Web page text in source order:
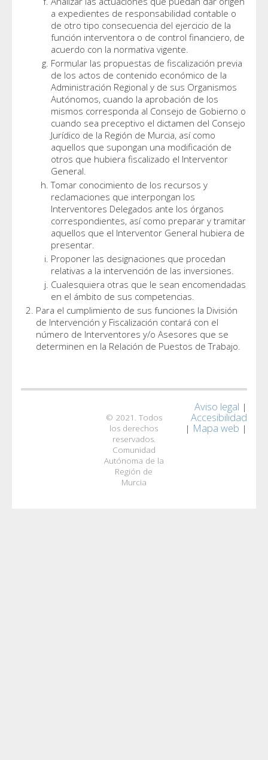
a expedientes de responsabilidad contable o
de otro tipo consecuencia del ejercicio de la
función interventora o de control financiero, de
acuerdo con la normativa vigente.
Formular las propuestas de fiscalización previa
de los actos de contenido económico de la
Administración Regional y de sus Organismos
Autónomos, cuando la aprobación de los
mismos corresponda al Consejo de Gobierno o
cuando sea preceptivo el dictamen del Consejo
Jurídico de la Región de Murcia, así como
aquellos que supongan una modificación de
otros que hubiera fiscalizado el Interventor
General.
Tomar conocimiento de los recursos y
reclamaciones que interpongan los
Interventores Delegados ante los órganos
correspondientes, así como preparar y tramitar
aquellos que el Interventor General hubiera de
presentar.
Proponer las designaciones que procedan
relativas a la intervención de las inversiones.
Cualesquiera otras que le sean encomendadas
en el ámbito de sus competencias.
Para el cumplimiento de sus funciones la División
de Intervención y Fiscalización contará con el
número de Interventores y/o Asesores que se
determinen en la Relación de Puestos de Trabajo.
© 2021. Todos
los derechos
reservados.
Comunidad
Autónoma de la
Región de
Murcia
Aviso legal |
Accesibilidad
| Mapa web |